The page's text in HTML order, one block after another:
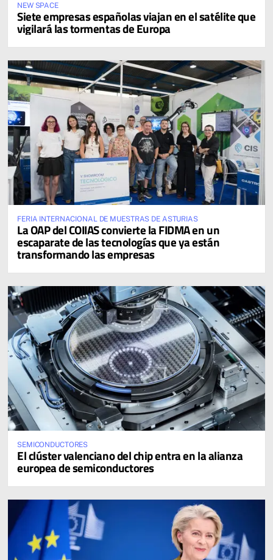
NEW SPACE
Siete empresas españolas viajan en el satélite que
vigilará las tormentas de Europa
FERIA INTERNACIONAL DE MUESTRAS DE ASTURIAS
La OAP del COIIAS convierte la FIDMA en un
escaparate de las tecnologías que ya están
transformando las empresas
SEMICONDUCTORES
El clúster valenciano del chip entra en la alianza
europea de semiconductores